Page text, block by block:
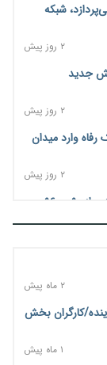
شبکه
۲ روز پیش
جدید
۲ روز پیش
رفاه وارد میدان
۲ روز پیش
فشار اقتصادی در مسیر صعود؛ شاخص فلاکت کشور از ۹۰ به ۹۶
وارد میدان
۲ روز پیش
۲ ماه پیش
کارگران بخش
۱ ماه پیش